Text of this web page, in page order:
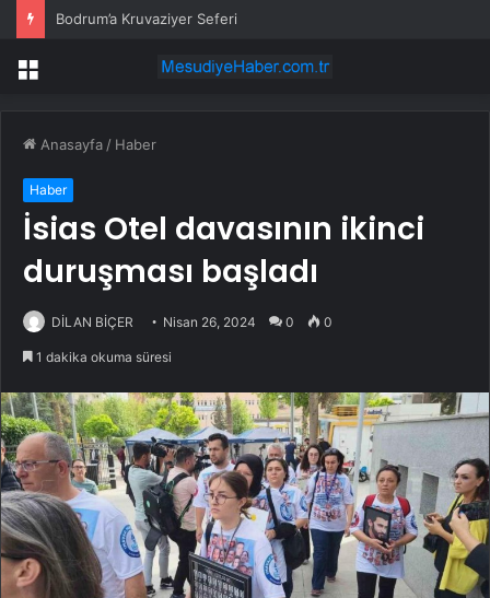
Bodrum’a Kruvaziyer Seferi
Menü
Anasayfa / Haber
Haber
İsias Otel davasının ikinci
duruşması başladı
DİLAN BİÇER Nisan 26, 2024 0 0
1 dakika okuma süresi